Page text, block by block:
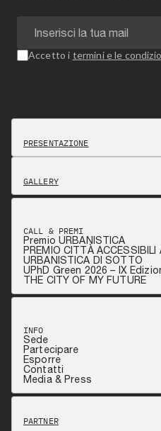
Accetto i termini e le
PRESENTAZIONE
GALLERY
CALL & PREMI
Premio URBANISTICA
PREMIO CITTÀ
URBANISTICA DI SOTTO
UPhD Green 2026 – IX
THE CITY OF MY FUTURE
INFO
Sede
Partecipare
Esporre
Contatti
Media & Press
PARTNER